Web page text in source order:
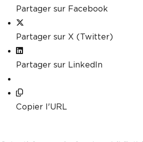
Partager sur Facebook
Partager sur X (Twitter)
Partager sur LinkedIn
Copier l'URL